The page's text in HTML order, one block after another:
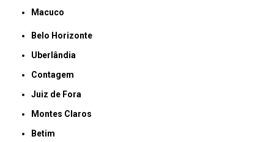
Macuco
Belo Horizonte
Uberlândia
Contagem
Juiz de Fora
Montes Claros
Betim